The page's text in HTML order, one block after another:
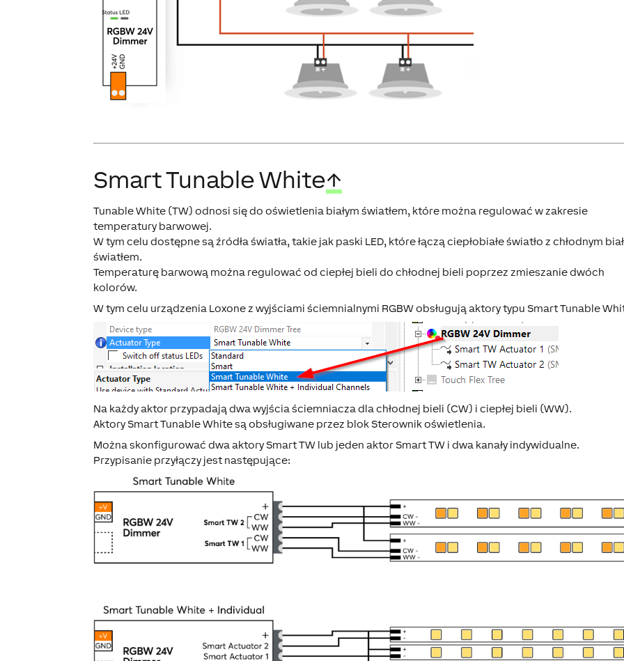
Smart Tunable White↑
Tunable White (TW) odnosi się do oświetlenia białym światłem, które można regulować w zakresie
temperatury barwowej.
W tym celu dostępne są źródła światła, takie jak paski LED, które łączą ciepłobiałe światło z chłodnym
światłem.
Temperaturę barwową można regulować od ciepłej bieli do chłodnej bieli poprzez zmieszanie dwóch
kolorów.
W tym celu urządzenia Loxone z wyjściami ściemnialnymi RGBW obsługują aktory typu Smart Tunable
Na każdy aktor przypadają dwa wyjścia ściemniacza dla chłodnej bieli (CW) i ciepłej bieli (WW).
Aktory Smart Tunable White są obsługiwane przez blok Sterownik oświetlenia.
Można skonfigurować dwa aktory Smart TW lub jeden aktor Smart TW i dwa kanały indywidualne.
Przypisanie przyłączy jest następujące: